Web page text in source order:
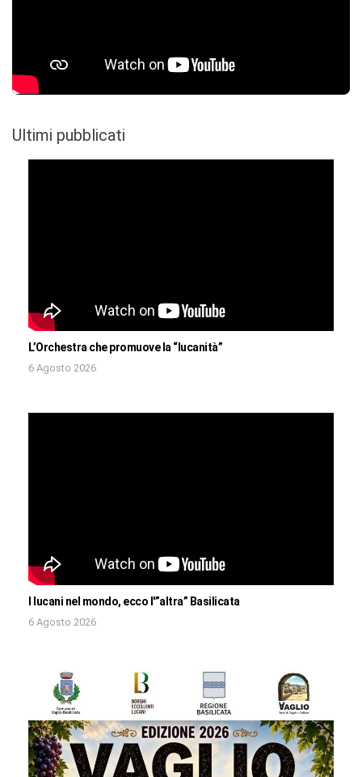
Ultimi pubblicati
L’Orchestra che promuove la “lucanità”
6 Agosto 2026
I lucani nel mondo, ecco l'”altra” Basilicata
6 Agosto 2026